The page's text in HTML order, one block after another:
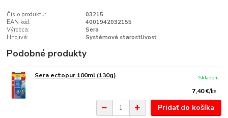
Číslo produktu:
03215
EAN kód:
4001942032155
Výrobca:
Sera
Hnojivá:
Systémová starostlivosť
Podobné produkty
Sera ectopur 100ml (130g)
7,40 €/ks
Skladom
Pridať do košíka